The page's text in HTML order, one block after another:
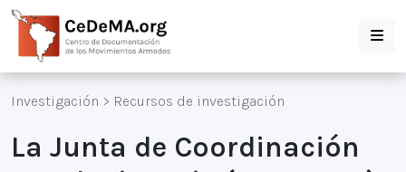
Investigación > Recursos de investigación
La Junta de Coordinación